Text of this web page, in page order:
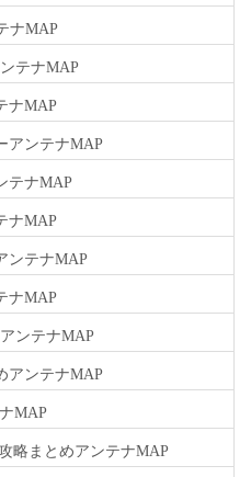
ナMAP
テナMAP
ナMAP
アンテナMAP
テナMAP
ナMAP
ンテナMAP
ナMAP
ンテナMAP
アンテナMAP
MAP
略まとめアンテナMAP